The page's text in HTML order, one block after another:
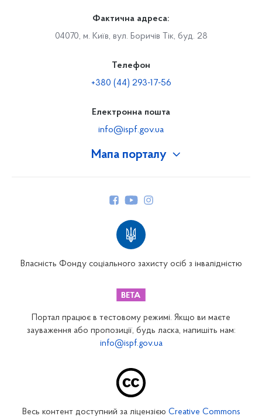
Мапа порталу
Закарпатське відділення
Запорізьке відділення
Фактична адреса:
04070, м. Київ, вул. Боричів Тік, буд. 28
Телефон
+380 (44) 293-17-56
Електронна пошта
info@ispf.gov.ua
Власність Фонду соціального захисту осіб з інвалідністю
Портал працює в тестовому режимі. Якщо ви маєте
зауваження або пропозиції, будь ласка, напишіть нам:
info@ispf.gov.ua
Весь контент доступний за ліцензією Creative Commons